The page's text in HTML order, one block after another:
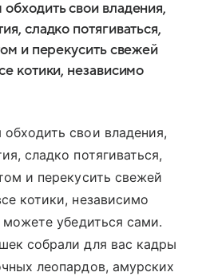
свои владения,
сладко потягиваться,
и перекусить свежей
котики, независимо
свои владения,
сладко потягиваться,
и перекусить свежей
котики, независимо
убедиться сами.
собрали для вас кадры
леопардов, амурских